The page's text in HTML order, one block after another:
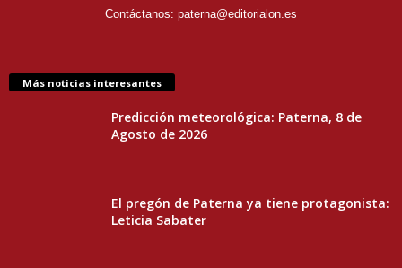
Contáctanos: paterna@editorialon.es
Más noticias interesantes
Predicción meteorológica: Paterna, 8 de
Agosto de 2026
El pregón de Paterna ya tiene protagonista:
Leticia Sabater